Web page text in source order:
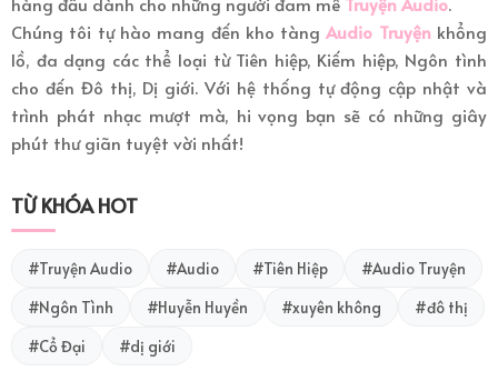
Chúng tôi tự hào mang đến kho tàngAudio Truyệnkhổng
lồ, đa dạng các thể loại từ Tiên hiệp, Kiếm hiệp, Ngôn tình
cho đến Đô thị, Dị giới. Với hệ thống tự động cập nhật và
trình phát nhạc mượt mà, hi vọng bạn sẽ có những giây
phút thư giãn tuyệt vời nhất!
TỪ KHÓA HOT
#Truyện Audio #Audio #Tiên Hiệp
#Audio Truyện
#Ngôn Tình
#Huyễn Huyền #xuyên không
#đô thị
#Cổ Đại
#dị giới